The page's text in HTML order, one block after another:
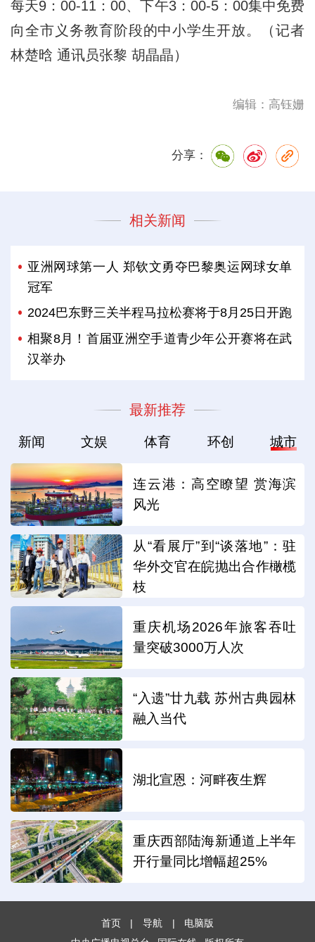
每天9：00-11：00、下午3：00-5：00集中免费
向全市义务教育阶段的中小学生开放。（记者
林楚晗 通讯员张黎 胡晶晶）
编辑：高钰姗
分享：
相关新闻
亚洲网球第一人 郑钦文勇夺巴黎奥运网球女单
冠军
2024巴东野三关半程马拉松赛将于8月25日开跑
相聚8月！首届亚洲空手道青少年公开赛将在武
汉举办
最新推荐
新闻 文娱 体育 环创 城市
连云港：高空瞭望 赏海滨
风光
从“看展厅”到“谈落地”：驻
华外交官在皖抛出合作橄榄
枝
重庆机场2026年旅客吞吐
量突破3000万人次
“入遗”廿九载 苏州古典园林
融入当代
湖北宣恩：河畔夜生辉
重庆西部陆海新通道上半年
开行量同比增幅超25%
首页 | 导航 |
电脑版